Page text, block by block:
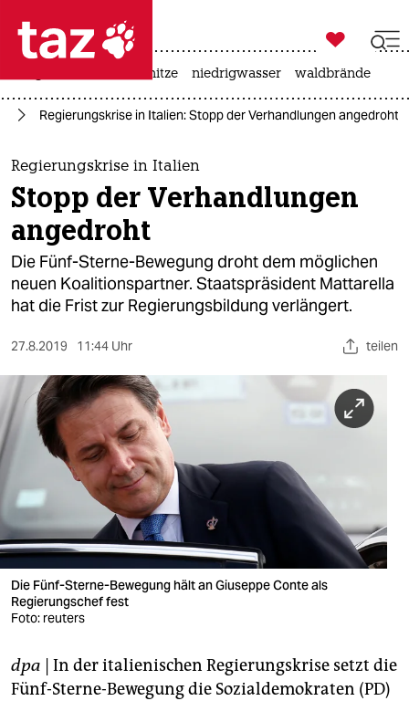
 taz zahl ich
taz zahl ich
themen
politik
öko
gesellschaft
sport
berlin
nord
wahrheit
verlag
verlag
veranstaltungen
fragen & hilfe

taz zahl ich
hitze niedrigwasser waldbrände
Regierungskrise in Italien: Stopp der Verhandlungen angedroht
Regierungskrise in Italien
Stopp der Verhandlungen
angedroht
Die Fünf-Sterne-Bewegung droht dem möglichen
neuen Koalitionspartner. Staatspräsident Mattarella
hat die Frist zur Regierungsbildung verlängert.
27.8.2019 11:44 Uhr teilen
Die Fünf-Sterne-Bewegung hält an Giuseppe Conte als
Regierungschef fest
Foto: reuters
dpa | In der italienischen Regierungskrise setzt die
Fünf-Sterne-Bewegung die Sozialdemokraten (PD)